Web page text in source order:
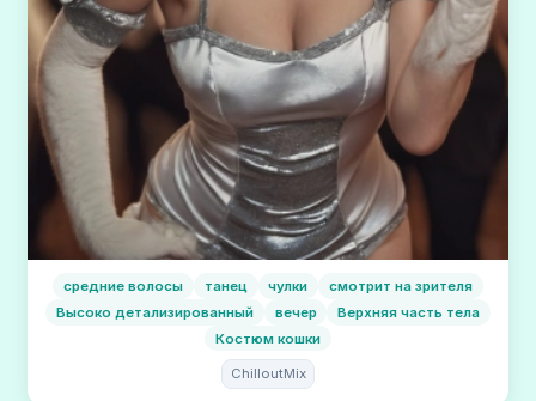
средние волосы танец чулки
смотрит на зрителя
Высоко детализированный
вечер
Верхняя часть тела
Костюм кошки
ChilloutMix